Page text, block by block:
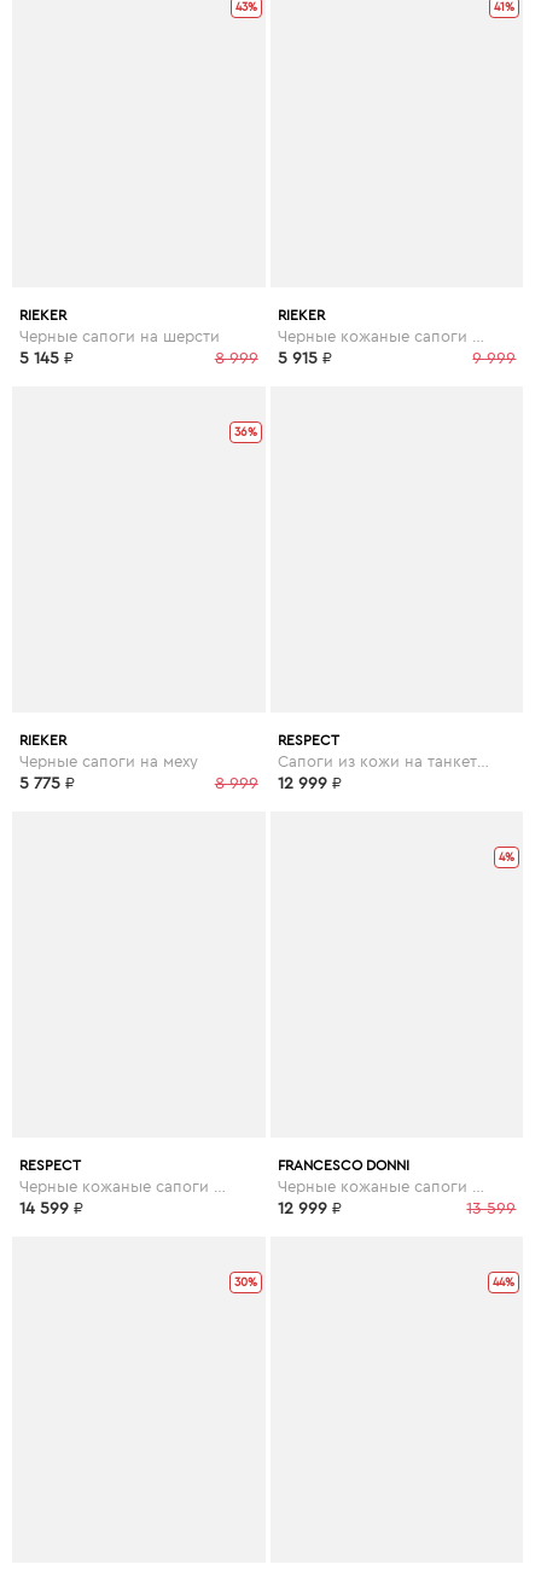
43%
RIEKER
Черные сапоги на шерсти
8 999
5 145 ₽
41%
RIEKER
9 999
5 915 ₽
36%
RIEKER
Черные сапоги на меху
8 999
5 775 ₽
RESPECT
Сапоги из кожи на танкетке в черном цвете
12 999 ₽
RESPECT
14 599 ₽
4%
FRANCESCO DONNI
13 599
12 999 ₽
30% 44%